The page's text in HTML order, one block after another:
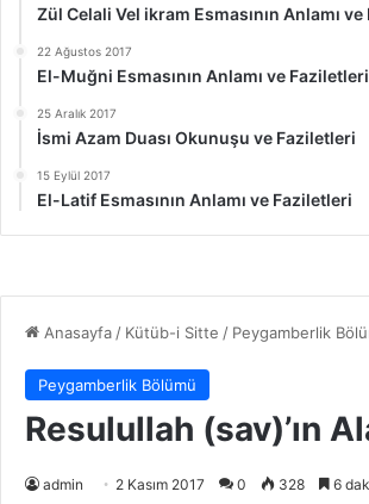
Zül Celali Vel ikram Esmasının Anlamı
22 Ağustos 2017
El-Muğni Esmasının Anlamı ve Faziletleri
25 Aralık 2017
İsmi Azam Duası Okunuşu ve Faziletleri
15 Eylül 2017
El-Latif Esmasının Anlamı ve Faziletleri